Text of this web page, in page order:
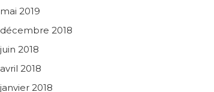
mai 2019
décembre 2018
juin 2018
avril 2018
janvier 2018